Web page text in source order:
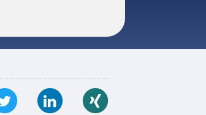
Tweet Share on LinkedIn